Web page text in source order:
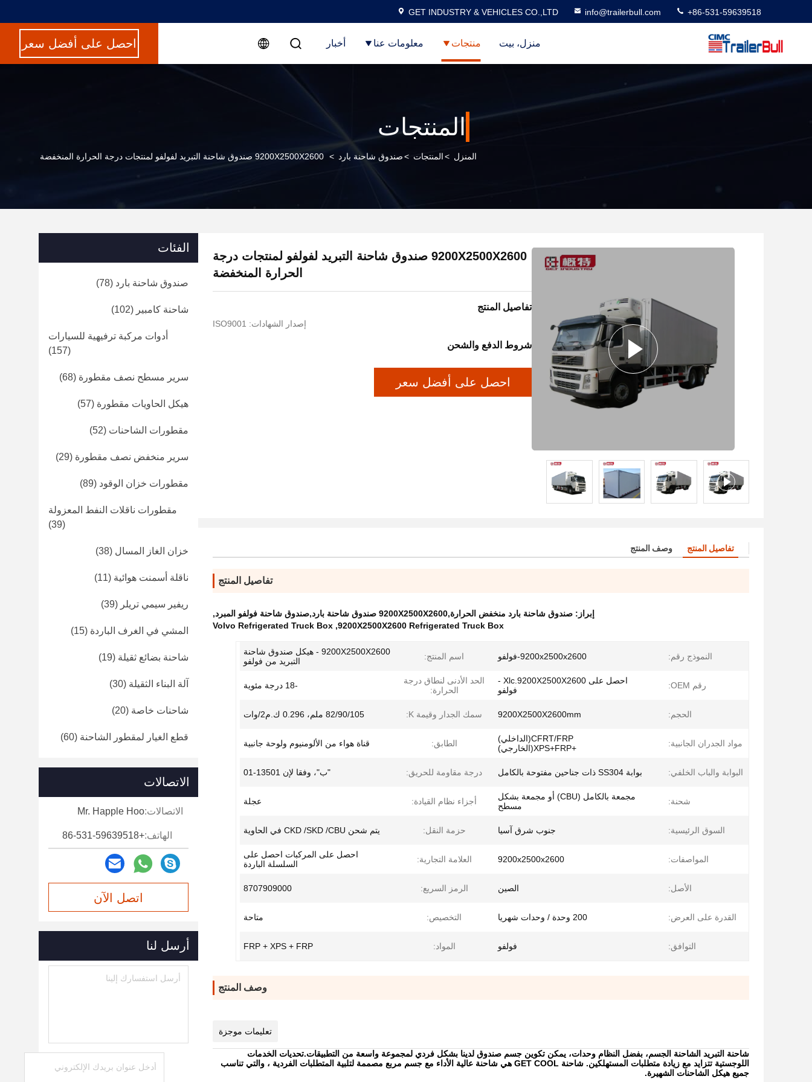
GET INDUSTRY & VEHICLES CO.,LTD info@trailerbull.com +86-531-59639518
منزل، بيت منتجات معلومات عنا أخبار احصل على أفضل سعر
المنتجات
المنزل >المنتجات >صندوق شاحنة بارد > 9200X2500X2600 صندوق شاحنة التبريد لفولفو لمنتجات درجة الحرارة المنخفضة
9200X2500X2600 صندوق شاحنة التبريد لفولفو لمنتجات درجة
الحرارة المنخفضة
تفاصيل المنتج
إصدار الشهادات: ISO9001
شروط الدفع والشحن
احصل على أفضل سعر
تفاصيل المنتج وصف المنتج
تفاصيل المنتج
إبراز: صندوق شاحنة بارد منخفض الحرارة,9200X2500X2600 صندوق شاحنة بارد,صندوق شاحنة فولفو المبرد
,
9200X2500X2600 Refrigerated Truck Box
,
Volvo Refrigerated Truck Box
النموذج رقم: 9200x2500x2600-فولفو اسم المنتج:
9200X2500X2600 - هيكل صندوق شاحنة
التبريد من فولفو
رقم OEM:
احصل على Xlc.9200X2500X2600 -
فولفو
الحد الأدنى لنطاق درجة
الحرارة:
-18 درجة مئوية
الحجم: 9200X2500X2600mm سمك الجدار وقيمة K: 82/90/105 ملم، 0.296 ك.م2/وات
مواد الجدران الجانبية:
CFRT/FRP(الداخلي)
+XPS+FRP(الخارجي)
الطابق: قناة هواء من الألومنيوم ولوحة جانبية
البوابة والباب الخلفي: بوابة SS304 ذات جناحين مفتوحة بالكامل درجة مقاومة للحريق: "ب"، وفقا لإن 13501-01
شحنة:
مجمعة بالكامل (CBU) أو مجمعة بشكل
مسطح
أجزاء نظام القيادة: عجلة
السوق الرئيسية: جنوب شرق آسيا حزمة النقل: يتم شحن CKD /SKD /CBU في الحاوية
المواصفات: 9200x2500x2600 العلامة التجارية:
احصل على المركبات احصل على
السلسلة الباردة
الأصل: الصين الرمز السريع: 8707909000
القدرة على العرض: 200 وحدة / وحدات شهريا التخصيص: متاحة
التوافق: فولفو المواد: FRP + XPS + FRP
وصف المنتج
تعليمات موجزة
شاحنة التبريد الشاحنة الجسم، بفضل النظام وحدات، يمكن تكوين جسم صندوق لدينا بشكل فردي لمجموعة واسعة من التطبيقات.تحديات الخدمات
اللوجستية تتزايد مع زيادة متطلبات المستهلكين. شاحنة GET COOL هي شاحنة عالية الأداء مع جسم مربع مصممة لتلبية المتطلبات الفردية ، والتي تناسب
جميع هيكل الشاحنات الشهيرة.
الفئات
صندوق شاحنة بارد (78)
شاحنة كامبير (102)
أدوات مركبة ترفيهية للسيارات
(157)
سرير مسطح نصف مقطورة (68)
هيكل الحاويات مقطورة (57)
مقطورات الشاحنات (52)
سرير منخفض نصف مقطورة (29)
مقطورات خزان الوقود (89)
مقطورات ناقلات النفط المعزولة
(39)
خزان الغاز المسال (38)
ناقلة أسمنت هوائية (11)
ريفير سيمي تريلر (39)
المشي في الغرف الباردة (15)
شاحنة بضائع ثقيلة (19)
آلة البناء الثقيلة (30)
شاحنات خاصة (20)
قطع الغيار لمقطور الشاحنة (60)
الاتصالات
الاتصالات:Mr. Happle Hoo
الهاتف:+86-531-59639518
اتصل الآن
أرسل لنا